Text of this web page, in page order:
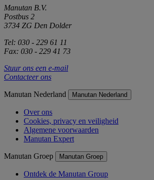
Manutan B.V.
Postbus 2
3734 ZG Den Dolder
Tel: 030 - 229 61 11
Fax: 030 - 229 41 73
Stuur ons een e-mail
Contacteer ons
Manutan Nederland Manutan Nederland
Over ons
Cookies, privacy en veiligheid
Algemene voorwaarden
Manutan Expert
Manutan Groep Manutan Groep
Ontdek de Manutan Group